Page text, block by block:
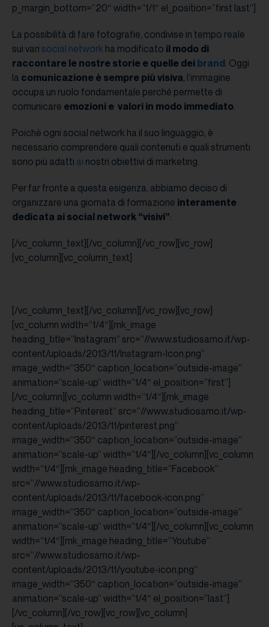
p_margin_bottom=”20″ width=”1/1″ el_position=”first last”]
La possibilità di fare fotografie, condivise in tempo reale
sui vari social network ha modificato il modo di
raccontare le nostre storie e quelle dei brand. Oggi
la comunicazione è sempre più visiva, l’immagine
occupa un ruolo fondamentale perché permette di
comunicare emozioni e valori in modo immediato.
Poichè ogni social network ha il suo linguaggio, è
necessario comprendere quali contenuti e quali strumenti
sono più adatti ai nostri obiettivi di marketing.
Per far fronte a questa esigenza, abbiamo deciso di
organizzare una giornata di formazione interamente
dedicata ai social network “visivi”:
[/vc_column_text][/vc_column][/vc_row][vc_row]
[vc_column][vc_column_text]
[/vc_column_text][/vc_column][/vc_row][vc_row]
[vc_column width=”1/4″][mk_image
heading_title=”Instagram” src=”//www.studiosamo.it/wp-
content/uploads/2013/11/Instagram-Icon.png”
image_width=”350″ caption_location=”outside-image”
animation=”scale-up” width=”1/4″ el_position=”first”]
[/vc_column][vc_column width=”1/4″][mk_image
heading_title=”Pinterest” src=”//www.studiosamo.it/wp-
content/uploads/2013/11/pinterest.png”
image_width=”350″ caption_location=”outside-image”
animation=”scale-up” width=”1/4″][/vc_column][vc_column
width=”1/4″][mk_image heading_title=”Facebook”
src=”//www.studiosamo.it/wp-
content/uploads/2013/11/facebook-icon.png”
image_width=”350″ caption_location=”outside-image”
animation=”scale-up” width=”1/4″][/vc_column][vc_column
width=”1/4″][mk_image heading_title=”Youtube”
src=”//www.studiosamo.it/wp-
content/uploads/2013/11/youtube-icon.png”
image_width=”350″ caption_location=”outside-image”
animation=”scale-up” width=”1/4″ el_position=”last”]
[/vc_column][/vc_row][vc_row][vc_column]